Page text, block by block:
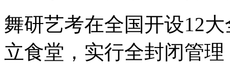
舞研艺考在全国开设12
立食堂，实行全封闭管